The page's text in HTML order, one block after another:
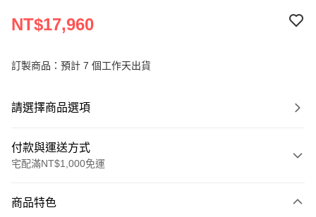
NT$17,960
訂製商品：預計 7 個工作天出貨
請選擇商品選項
付款與運送方式
宅配滿NT$1,000免運
信用卡一次付款
商品特色